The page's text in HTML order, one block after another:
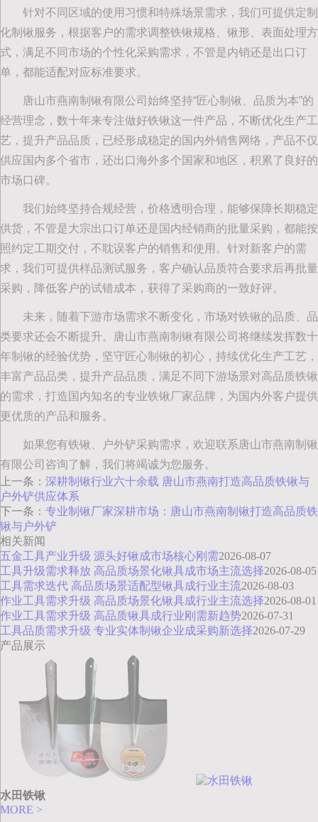
针对不同区域的使用习惯和特殊场景需求，我们可提供定制
化制锹服务，根据客户的需求调整铁锹规格、锹形、表面处理方
式，满足不同市场的个性化采购需求，不管是内销还是出口订
单，都能适配对应标准要求。
唐山市燕南制锹有限公司始终坚持“匠心制锹、品质为本”的
经营理念，数十年来专注做好铁锹这一件产品，不断优化生产工
艺，提升产品品质，已经形成稳定的国内外销售网络，产品不仅
供应国内多个省市，还出口海外多个国家和地区，积累了良好的
市场口碑。
我们始终坚持合规经营，价格透明合理，能够保障长期稳定
供货，不管是大宗出口订单还是国内经销商的批量采购，都能按
照约定工期交付，不耽误客户的销售和使用。针对新客户的需
求，我们可提供样品测试服务，客户确认品质符合要求后再批量
采购，降低客户的试错成本，获得了采购商的一致好评。
未来，随着下游市场需求不断变化，市场对铁锹的品质、品
类要求还会不断提升。唐山市燕南制锹有限公司将继续发挥数十
年制锹的经验优势，坚守匠心制锹的初心，持续优化生产工艺，
丰富产品品类，提升产品品质，满足不同下游场景对高品质铁锹
的需求，打造国内知名的专业铁锹厂家品牌，为国内外客户提供
更优质的产品和服务。
如果您有铁锹、户外铲采购需求，欢迎联系唐山市燕南制锹
有限公司咨询了解，我们将竭诚为您服务。
上一条： 深耕制锹行业六十余载 唐山市燕南打造高品质铁锹与
户外铲供应体系
下一条： 专业制锹厂家深耕市场：唐山市燕南制锹打造高品质铁
锹与户外铲
相关新闻
五金工具产业升级 源头好锹成市场核心刚需2026-08-07
工具升级需求释放 高品质场景化锹具成市场主流选择2026-08-05
工具需求迭代 高品质场景适配型锹具成行业主流2026-08-03
作业工具需求升级 高品质场景化锹具成行业主流选择2026-08-01
作业工具需求升级 高品质锹具成行业刚需新趋势2026-07-31
工具品质需求升级 专业实体制锹企业成采购新选择2026-07-29
产品展示
水田铁锹
MORE >